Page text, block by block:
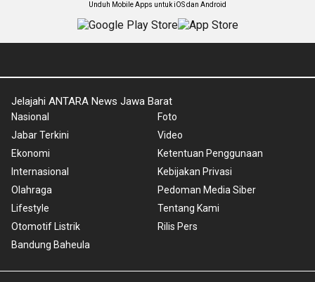
Unduh Mobile Apps untuk iOS dan Android
Jelajahi ANTARA News Jawa Barat
Nasional
Jabar Terkini
Ekonomi
Internasional
Olahraga
Lifestyle
Otomotif Listrik
Bandung Baheula
Foto
Video
Ketentuan Penggunaan
Kebijakan Privasi
Pedoman Media Siber
Tentang Kami
Rilis Pers